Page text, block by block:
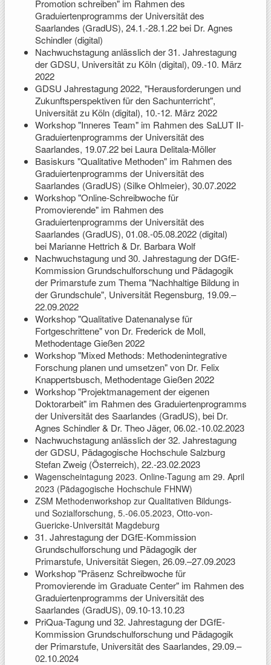
Promotion schreiben" im Rahmen des
Graduiertenprogramms der Universität des
Saarlandes (GradUS), 24.1.-28.1.22 bei Dr. Agnes
Schindler (digital)
Nachwuchstagung anlässlich der 31. Jahrestagung
der GDSU, Universität zu Köln (digital), 09.-10. März
2022
GDSU Jahrestagung 2022, "Herausforderungen und
Zukunftsperspektiven für den Sachunterricht",
Universität zu Köln (digital), 10.-12. März 2022
Workshop "Inneres Team" im Rahmen des SaLUT II-
Graduiertenprogramms der Universität des
Saarlandes, 19.07.22 bei Laura Delitala-Möller
Basiskurs "Qualitative Methoden" im Rahmen des
Graduiertenprogramms der Universität des
Saarlandes (GradUS) (Silke Ohlmeier), 30.07.2022
Workshop "Online-Schreibwoche für
Promovierende" im Rahmen des
Graduiertenprogramms der Universität des
Saarlandes (GradUS), 01.08.-05.08.2022 (digital)
bei Marianne Hettrich & Dr. Barbara Wolf
Nachwuchstagung und 30. Jahrestagung der DGfE-
Kommission Grundschulforschung und Pädagogik
der Primarstufe zum Thema "Nachhaltige Bildung in
der Grundschule", Universität Regensburg, 19.09.–
22.09.2022
Workshop "Qualitative Datenanalyse für
Fortgeschrittene" von Dr. Frederick de Moll,
Methodentage Gießen 2022
Workshop "Mixed Methods: Methodenintegrative
Forschung planen und umsetzen" von Dr. Felix
Knappertsbusch, Methodentage Gießen 2022
Workshop "Projektmanagement der eigenen
Doktorarbeit" im Rahmen des Graduiertenprogramms
der Universität des Saarlandes (GradUS), bei Dr.
Agnes Schindler & Dr. Theo Jäger, 06.02.-10.02.2023
Nachwuchstagung anlässlich der 32. Jahrestagung
der GDSU, Pädagogische Hochschule Salzburg
Stefan Zweig (Österreich), 22.-23.02.2023
Wagenscheintagung 2023. Online-Tagung am 29. April
2023 (Pädagogische Hochschule FHNW)
ZSM Methodenworkshop zur Qualitativen Bildungs-
und Sozialforschung, 5.-06.05.2023, Otto-von-
Guericke-Universität Magdeburg
31. Jahrestagung der DGfE-Kommission
Grundschulforschung und Pädagogik der
Primarstufe, Universität Siegen, 26.09.–27.09.2023
Workshop "Präsenz Schreibwoche für
Promovierende im Graduate Center" im Rahmen des
Graduiertenprogramms der Universität des
Saarlandes (GradUS), 09.10-13.10.23
PriQua-Tagung und 32. Jahrestagung der DGfE-
Kommission Grundschulforschung und Pädagogik
der Primarstufe, Universität des Saarlandes, 29.09.–
02.10.2024